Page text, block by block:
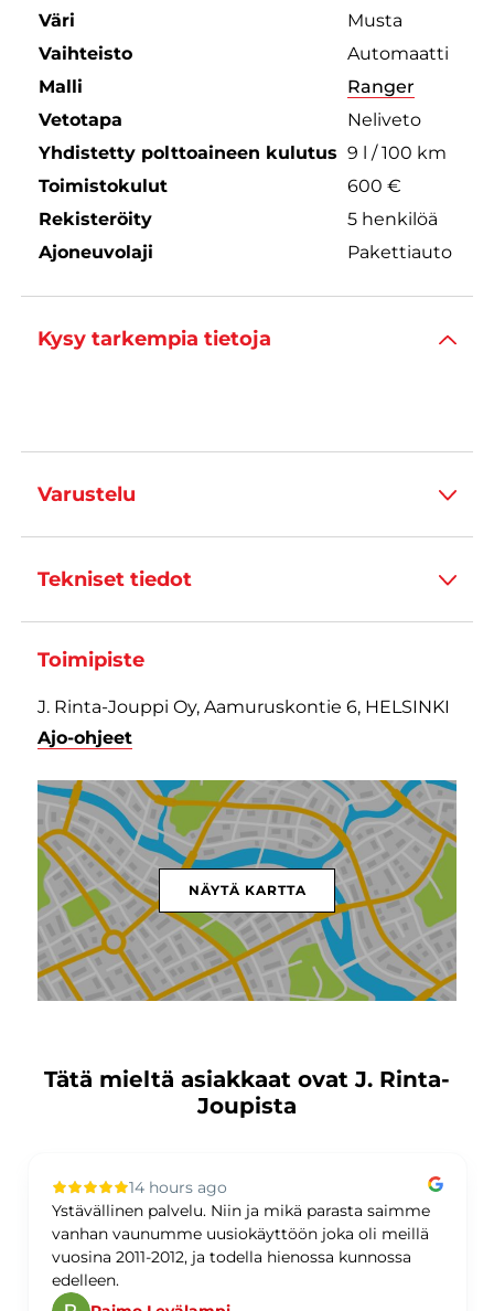
Väri
Musta
Vaihteisto
Automaatti
Malli
Ranger
Vetotapa
Neliveto
Yhdistetty polttoaineen kulutus 9 l / 100 km
Toimistokulut
600 €
Rekisteröity
5 henkilöä
Ajoneuvolaji
Pakettiauto
Kysy tarkempia tietoja
Varustelu
Tekniset tiedot
Toimipiste
J. Rinta-Jouppi Oy, Aamuruskontie 6, HELSINKI
Ajo-ohjeet
NÄYTÄ KARTTA
Tätä mieltä asiakkaat ovat J. Rinta-
Joupista
14 hours ago
Ystävällinen palvelu. Niin ja mikä parasta saimme
vanhan vaunumme uusiokäyttöön joka oli meillä
vuosina 2011-2012, ja todella hienossa kunnossa
edelleen.